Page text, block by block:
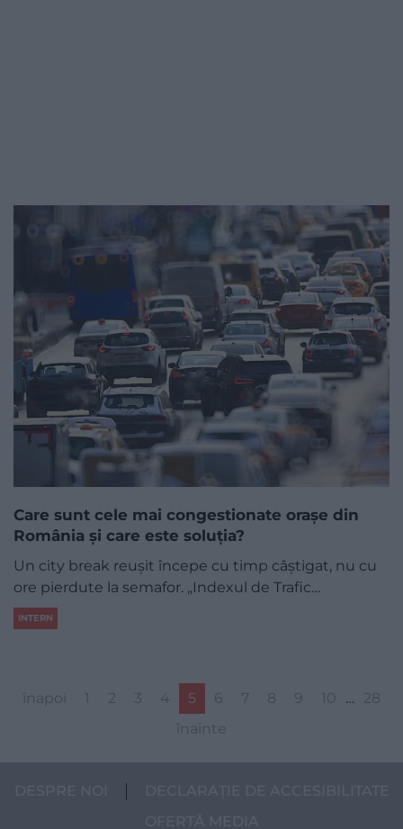
Care sunt cele mai congestionate orașe din
România și care este soluția?
Un city break reușit începe cu timp câștigat, nu cu
ore pierdute la semafor. „Indexul de Trafic…
INTERN
înapoi 2 3 4 5 6 7 8 9 10 …
28
înainte